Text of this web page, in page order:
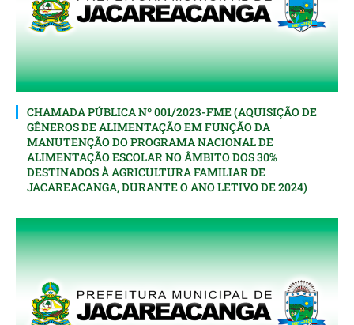
CHAMADA PÚBLICA Nº 001/2023-FME (AQUISIÇÃO DE
GÊNEROS DE ALIMENTAÇÃO EM FUNÇÃO DA
MANUTENÇÃO DO PROGRAMA NACIONAL DE
ALIMENTAÇÃO ESCOLAR NO ÂMBITO DOS 30%
DESTINADOS À AGRICULTURA FAMILIAR DE
JACAREACANGA, DURANTE O ANO LETIVO DE 2024)